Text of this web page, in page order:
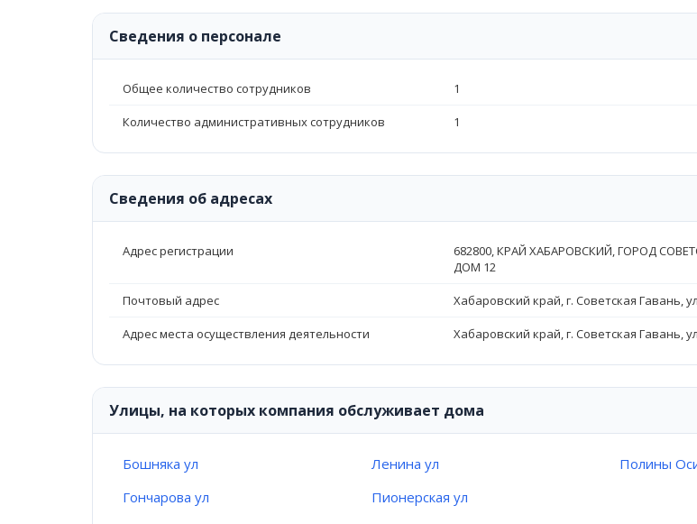
Сведения о персонале
Общее количество сотрудников 1
Количество административных сотрудников 1
Сведения об адресах
Адрес регистрации
682800, КРАЙ ХАБАРОВСКИЙ, ГОРОД
ДОМ 12
Почтовый адрес Хабаровский край, г. Советская Гавань,
Адрес места осуществления деятельности Хабаровский край, г. Советская Гавань,
Улицы, на которых компания обслуживает дома
Бошняка ул
Гончарова ул
Ленина ул
Пионерская ул
Полины